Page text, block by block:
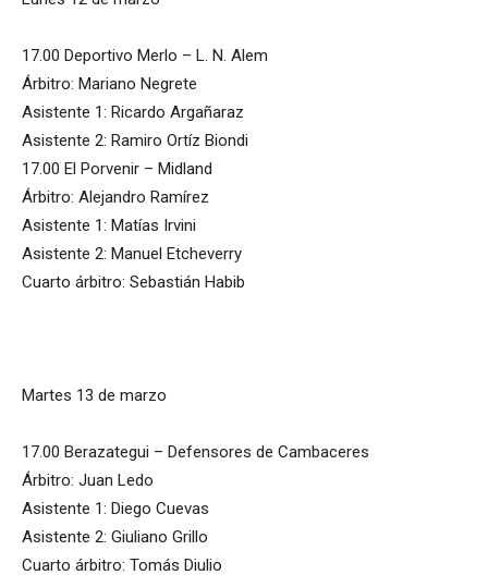
17.00 Deportivo Merlo – L. N. Alem
Árbitro: Mariano Negrete
Asistente 1: Ricardo Argañaraz
Asistente 2: Ramiro Ortíz Biondi
17.00 El Porvenir – Midland
Árbitro: Alejandro Ramírez
Asistente 1: Matías Irvini
Asistente 2: Manuel Etcheverry
Cuarto árbitro: Sebastián Habib
Martes 13 de marzo
17.00 Berazategui – Defensores de Cambaceres
Árbitro: Juan Ledo
Asistente 1: Diego Cuevas
Asistente 2: Giuliano Grillo
Cuarto árbitro: Tomás Diulio